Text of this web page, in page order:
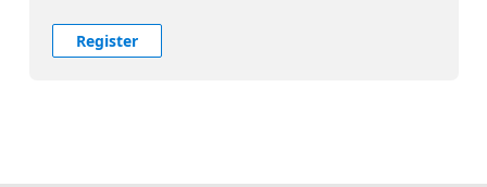
Register